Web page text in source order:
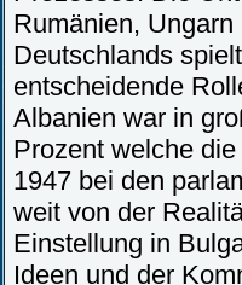
Rumänien,
Deutschlands
entscheidende
Albanien war in
Prozent welche
1947 bei den
weit von der
Einstellung in
Ideen und der